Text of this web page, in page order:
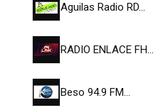
Aguilas Radio RD…
RADIO ENLACE FH…
Beso 94.9 FM…